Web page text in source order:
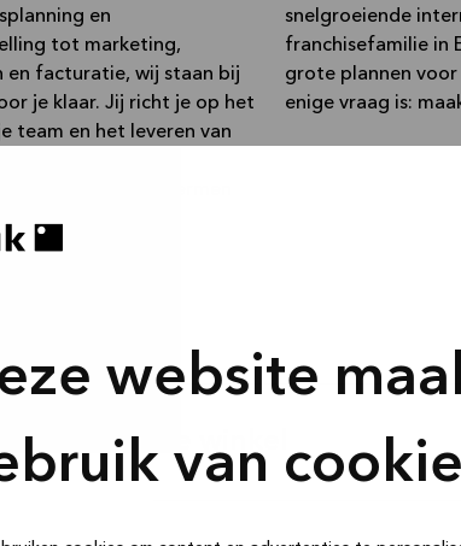
website
van
en
tot marketing,
en facturatie, wij staan bij
je klaar. Jij richt je op het
team en het leveren van
snelgroeiende
franchisefamilie in
grote plannen
enige vraag is: